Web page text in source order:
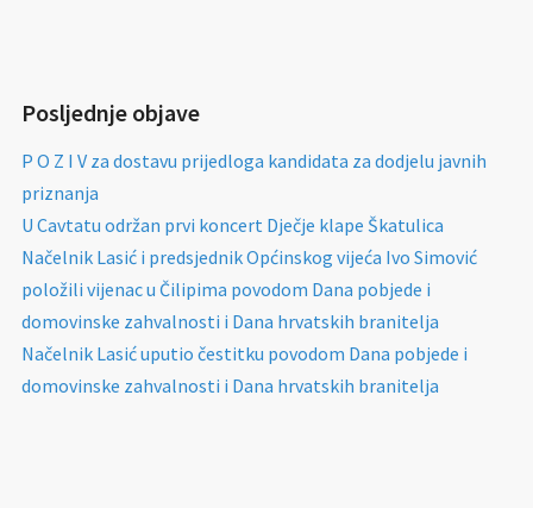
Posljednje objave
P O Z I V za dostavu prijedloga kandidata za dodjelu javnih
priznanja
U Cavtatu održan prvi koncert Dječje klape Škatulica
Načelnik Lasić i predsjednik Općinskog vijeća Ivo Simović
položili vijenac u Čilipima povodom Dana pobjede i
domovinske zahvalnosti i Dana hrvatskih branitelja
Načelnik Lasić uputio čestitku povodom Dana pobjede i
domovinske zahvalnosti i Dana hrvatskih branitelja